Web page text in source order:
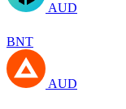
AUD
BNT
AUD